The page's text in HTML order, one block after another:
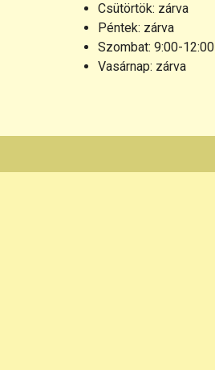
Csütörtök: zárva
Péntek: zárva
Szombat: 9:00-12:00
Vasárnap: zárva